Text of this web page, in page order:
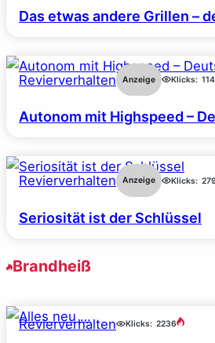
Das etwas andere Grillen –
Revierverhalten Anzeige Klicks:
Autonom mit Highspeed –
Revierverhalten Anzeige Klicks:
Seriosität ist der Schlüssel
Brandheiß
Revierverhalten Klicks: 2236